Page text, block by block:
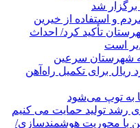
شد
و استفاده از خیرین
تأکید کرد/ احداث
است
شهرستان سرعین
سه هزار و ۵۰۰ میلیارد ریال برای تکمیل راه‌آهن
به توپ می‌شود
رشد تولید حمایت می کنیم
با محوریت هوشمندسازی/